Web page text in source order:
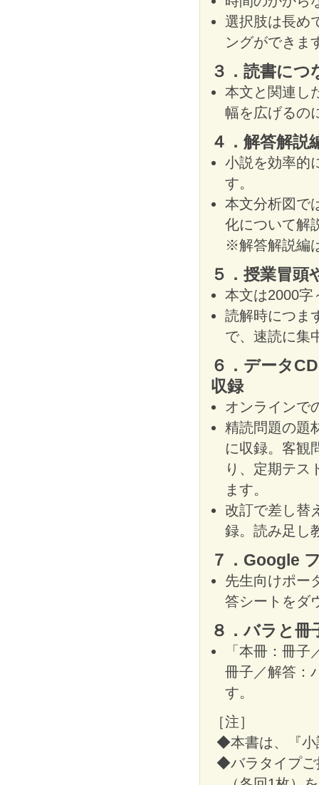
選択肢は長め
ングができま
３．読書につ
本文と関連し
幅を広げるの
４．解答解説
小説を効率的
す。
本文分析図で
化について解
※解答解説編
５．授業冒頭
本文は2000字
読解時につま
で、速読に集
６．データ
収録
オンラインで
精読問題の題
に収録。客観
り、定期テス
ます。
改訂で差し替
録。読み足し
７．Google
先生向けポー
答シートをダ
８．バラと
「本冊：冊
冊子／解答：
す。
［注］
◆本書は、『小
◆バラタイプご